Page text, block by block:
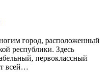
город, расположенный
республики. Здесь
первоклассный
всей…